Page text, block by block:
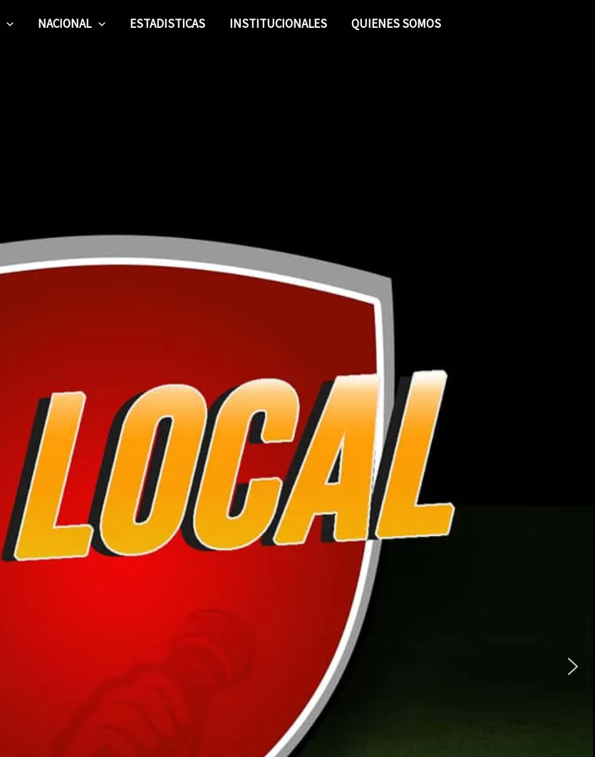
NACIONAL ESTADISTICAS INSTITUCIONALES
QUIENES SOMOS